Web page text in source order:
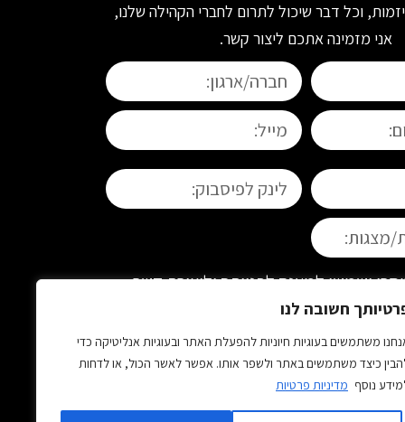
חשובה לנו
משתמשים בעוגיות חיוניות להפעלת האתר ובעוגיות אנליטיקה כדי
כיצד משתמשים באתר ולשפר אותו. אפשר לאשר הכול, או לדחות
נוסף מדיניות פרטיות
וכל דבר שיכול לתרום לחברי הקהילה שלנו,
אני מזמינה אתכם ליצור קשר.
ישמשו למענה לפנייתך וליצירת קשר
חובה חוקית למסור את המידע, אך ללא
לא נוכל להשיב. המידע יישמר ויעובד
הפרטיות.